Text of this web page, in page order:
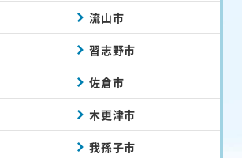
流山市
習志野市
佐倉市
木更津市
我孫子市